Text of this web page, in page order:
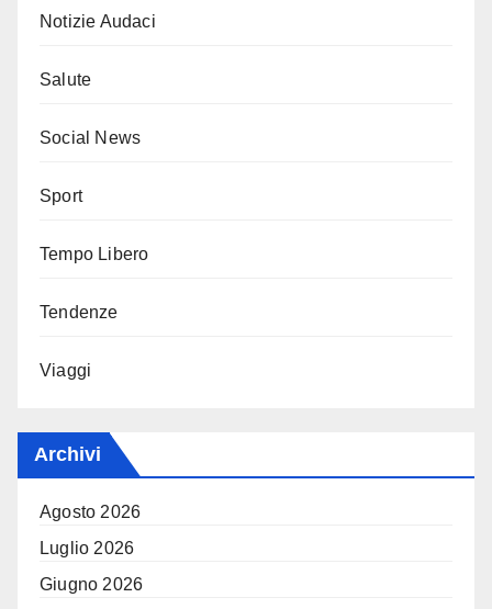
Notizie Audaci
Salute
Social News
Sport
Tempo Libero
Tendenze
Viaggi
Archivi
Agosto 2026
Luglio 2026
Giugno 2026